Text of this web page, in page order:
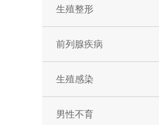
生殖整形
前列腺疾病
生殖感染
男性不育